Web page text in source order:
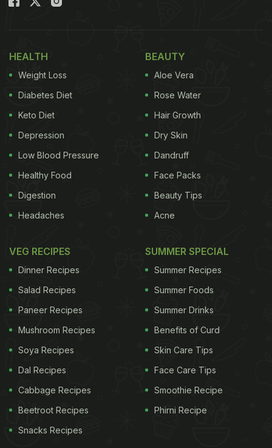
HEALTH
Weight Loss
Diabetes Diet
Keto Diet
Depression
Low Blood Pressure
Healthy Food
Digestion
Headaches
BEAUTY
Aloe Vera
Rose Water
Hair Growth
Dry Skin
Dandruff
Face Packs
Beauty Tips
Acne
VEG RECIPES
Dinner Recipes
Salad Recipes
Paneer Recipes
Mushroom Recipes
Soya Recipes
Dal Recipes
Cabbage Recipes
Beetroot Recipes
Snacks Recipes
SUMMER SPECIAL
Summer Recipes
Summer Foods
Summer Drinks
Benefits of Curd
Skin Care Tips
Face Care Tips
Smoothie Recipe
Phirni Recipe